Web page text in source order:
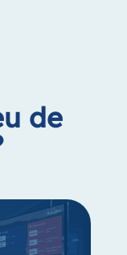
de